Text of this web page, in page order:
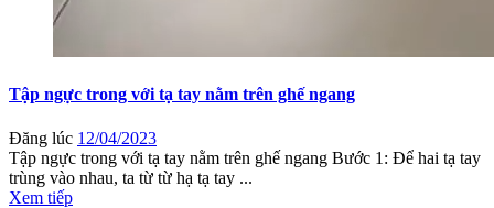
Tập ngực trong với tạ tay nằm trên ghế ngang
Đăng lúc 12/04/2023
Tập ngực trong với tạ tay nằm trên ghế ngang Bước 1: Để hai tạ tay
trùng vào nhau, ta từ từ hạ tạ tay ...
Xem tiếp